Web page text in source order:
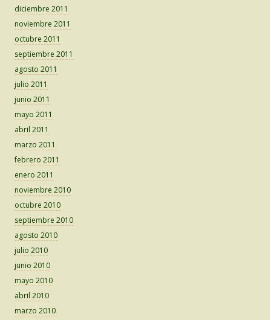
diciembre 2011
noviembre 2011
octubre 2011
septiembre 2011
agosto 2011
julio 2011
junio 2011
mayo 2011
abril 2011
marzo 2011
febrero 2011
enero 2011
noviembre 2010
octubre 2010
septiembre 2010
agosto 2010
julio 2010
junio 2010
mayo 2010
abril 2010
marzo 2010